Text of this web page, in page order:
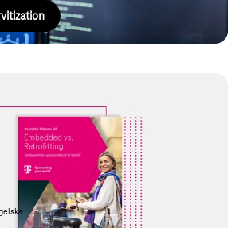
uppkopplade produkter
digitala ekosystem: Vår vitbok visar hur du
och säkra en avgörande
uppkopplade produkter och AI-